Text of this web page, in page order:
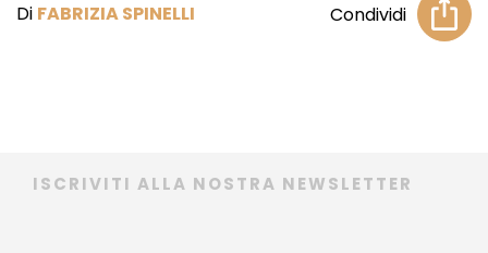
Di FABRIZIA SPINELLI Condividi
ISCRIVITI ALLA NOSTRA NEWSLETTER